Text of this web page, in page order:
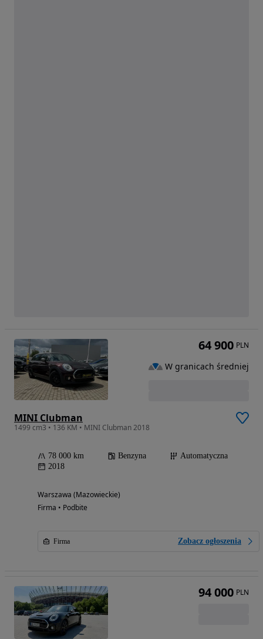
MINI Clubman
1499 cm3 • 136 KM • MINI Clubman 2018
78 000 km Benzyna
Automatyczna
2018
Warszawa (Mazowieckie)
Firma • Podbite
Firma Zobacz ogłoszenia
64 900 PLN
W granicach średniej
94 000 PLN